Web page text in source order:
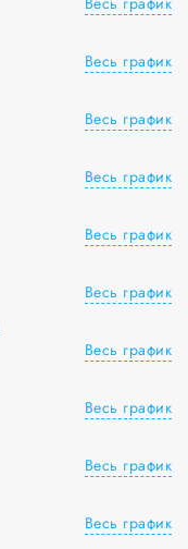
Весь график
Весь график
Весь график
Весь график
Весь график
Весь график
Весь график
Весь график
Весь график